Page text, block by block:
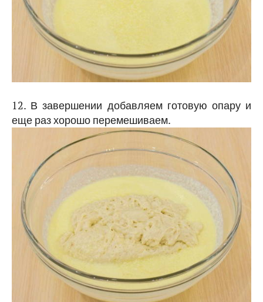
12. В завершении добавляем готовую опару и
еще раз хорошо перемешиваем.